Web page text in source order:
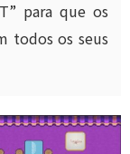
para que os
todos os seus